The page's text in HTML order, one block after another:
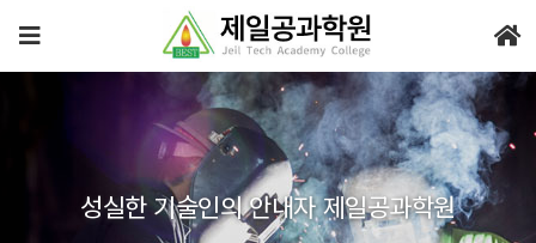
성실한 기술인의 안내자 제일공과학원